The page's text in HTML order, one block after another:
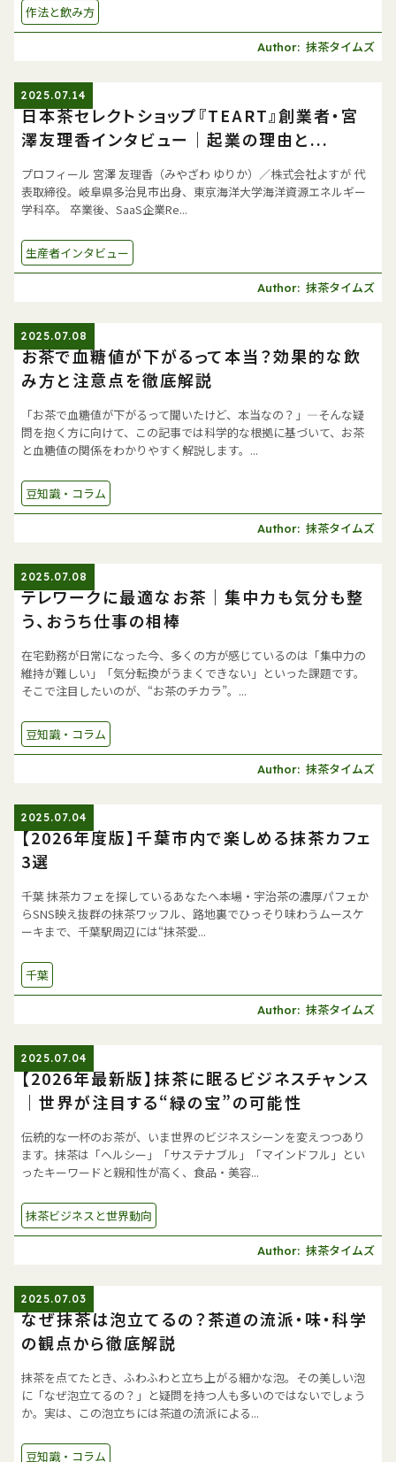
作法と飲み方
Author: 抹茶タイムズ
2025.07.14
日本茶セレクトショップ『TEART』創業者・宮
澤友理香インタビュー｜起業の理由と...
プロフィール 宮澤 友理香（みやざわ ゆりか）／株式会社よすが 代
表取締役。岐阜県多治見市出身、東京海洋大学海洋資源エネルギー
学科卒。 卒業後、SaaS企業Re...
生産者インタビュー
Author: 抹茶タイムズ
2025.07.08
お茶で血糖値が下がるって本当？効果的な飲
み方と注意点を徹底解説
「お茶で血糖値が下がるって聞いたけど、本当なの？」—そんな疑
問を抱く方に向けて、この記事では科学的な根拠に基づいて、お茶
と血糖値の関係をわかりやすく解説します。...
豆知識・コラム
Author: 抹茶タイムズ
2025.07.08
テレワークに最適なお茶｜集中力も気分も整
う、おうち仕事の相棒
在宅勤務が日常になった今、多くの方が感じているのは「集中力の
維持が難しい」「気分転換がうまくできない」といった課題です。
そこで注目したいのが、“お茶のチカラ”。...
豆知識・コラム
Author: 抹茶タイムズ
2025.07.04
【2026年度版】千葉市内で楽しめる抹茶カフェ
3選
千葉 抹茶カフェを探しているあなたへ――本場・宇治茶の濃厚パフェか
らSNS映え抜群の抹茶ワッフル、路地裏でひっそり味わうムースケ
ーキまで、千葉駅周辺には“抹茶愛...
千葉
Author: 抹茶タイムズ
2025.07.04
【2026年最新版】抹茶に眠るビジネスチャンス
｜世界が注目する“緑の宝”の可能性
伝統的な一杯のお茶が、いま世界のビジネスシーンを変えつつあり
ます。抹茶は「ヘルシー」「サステナブル」「マインドフル」とい
ったキーワードと親和性が高く、食品・美容...
抹茶ビジネスと世界動向
Author: 抹茶タイムズ
2025.07.03
なぜ抹茶は泡立てるの？茶道の流派・味・科学
の観点から徹底解説
抹茶を点てたとき、ふわふわと立ち上がる細かな泡。その美しい泡
に「なぜ泡立てるの？」と疑問を持つ人も多いのではないでしょう
か。実は、この泡立ちには茶道の流派による...
豆知識・コラム